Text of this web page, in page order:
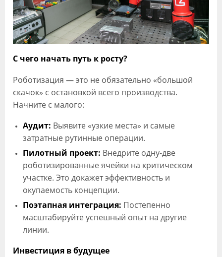
С чего начать путь к росту?
Роботизация — это не обязательно «большой
скачок» с остановкой всего производства.
Начните с малого:
Аудит: Выявите «узкие места» и самые
затратные рутинные операции.
Пилотный проект: Внедрите одну-две
роботизированные ячейки на критическом
участке. Это докажет эффективность и
окупаемость концепции.
Поэтапная интеграция: Постепенно
масштабируйте успешный опыт на другие
линии.
Инвестиция в будущее